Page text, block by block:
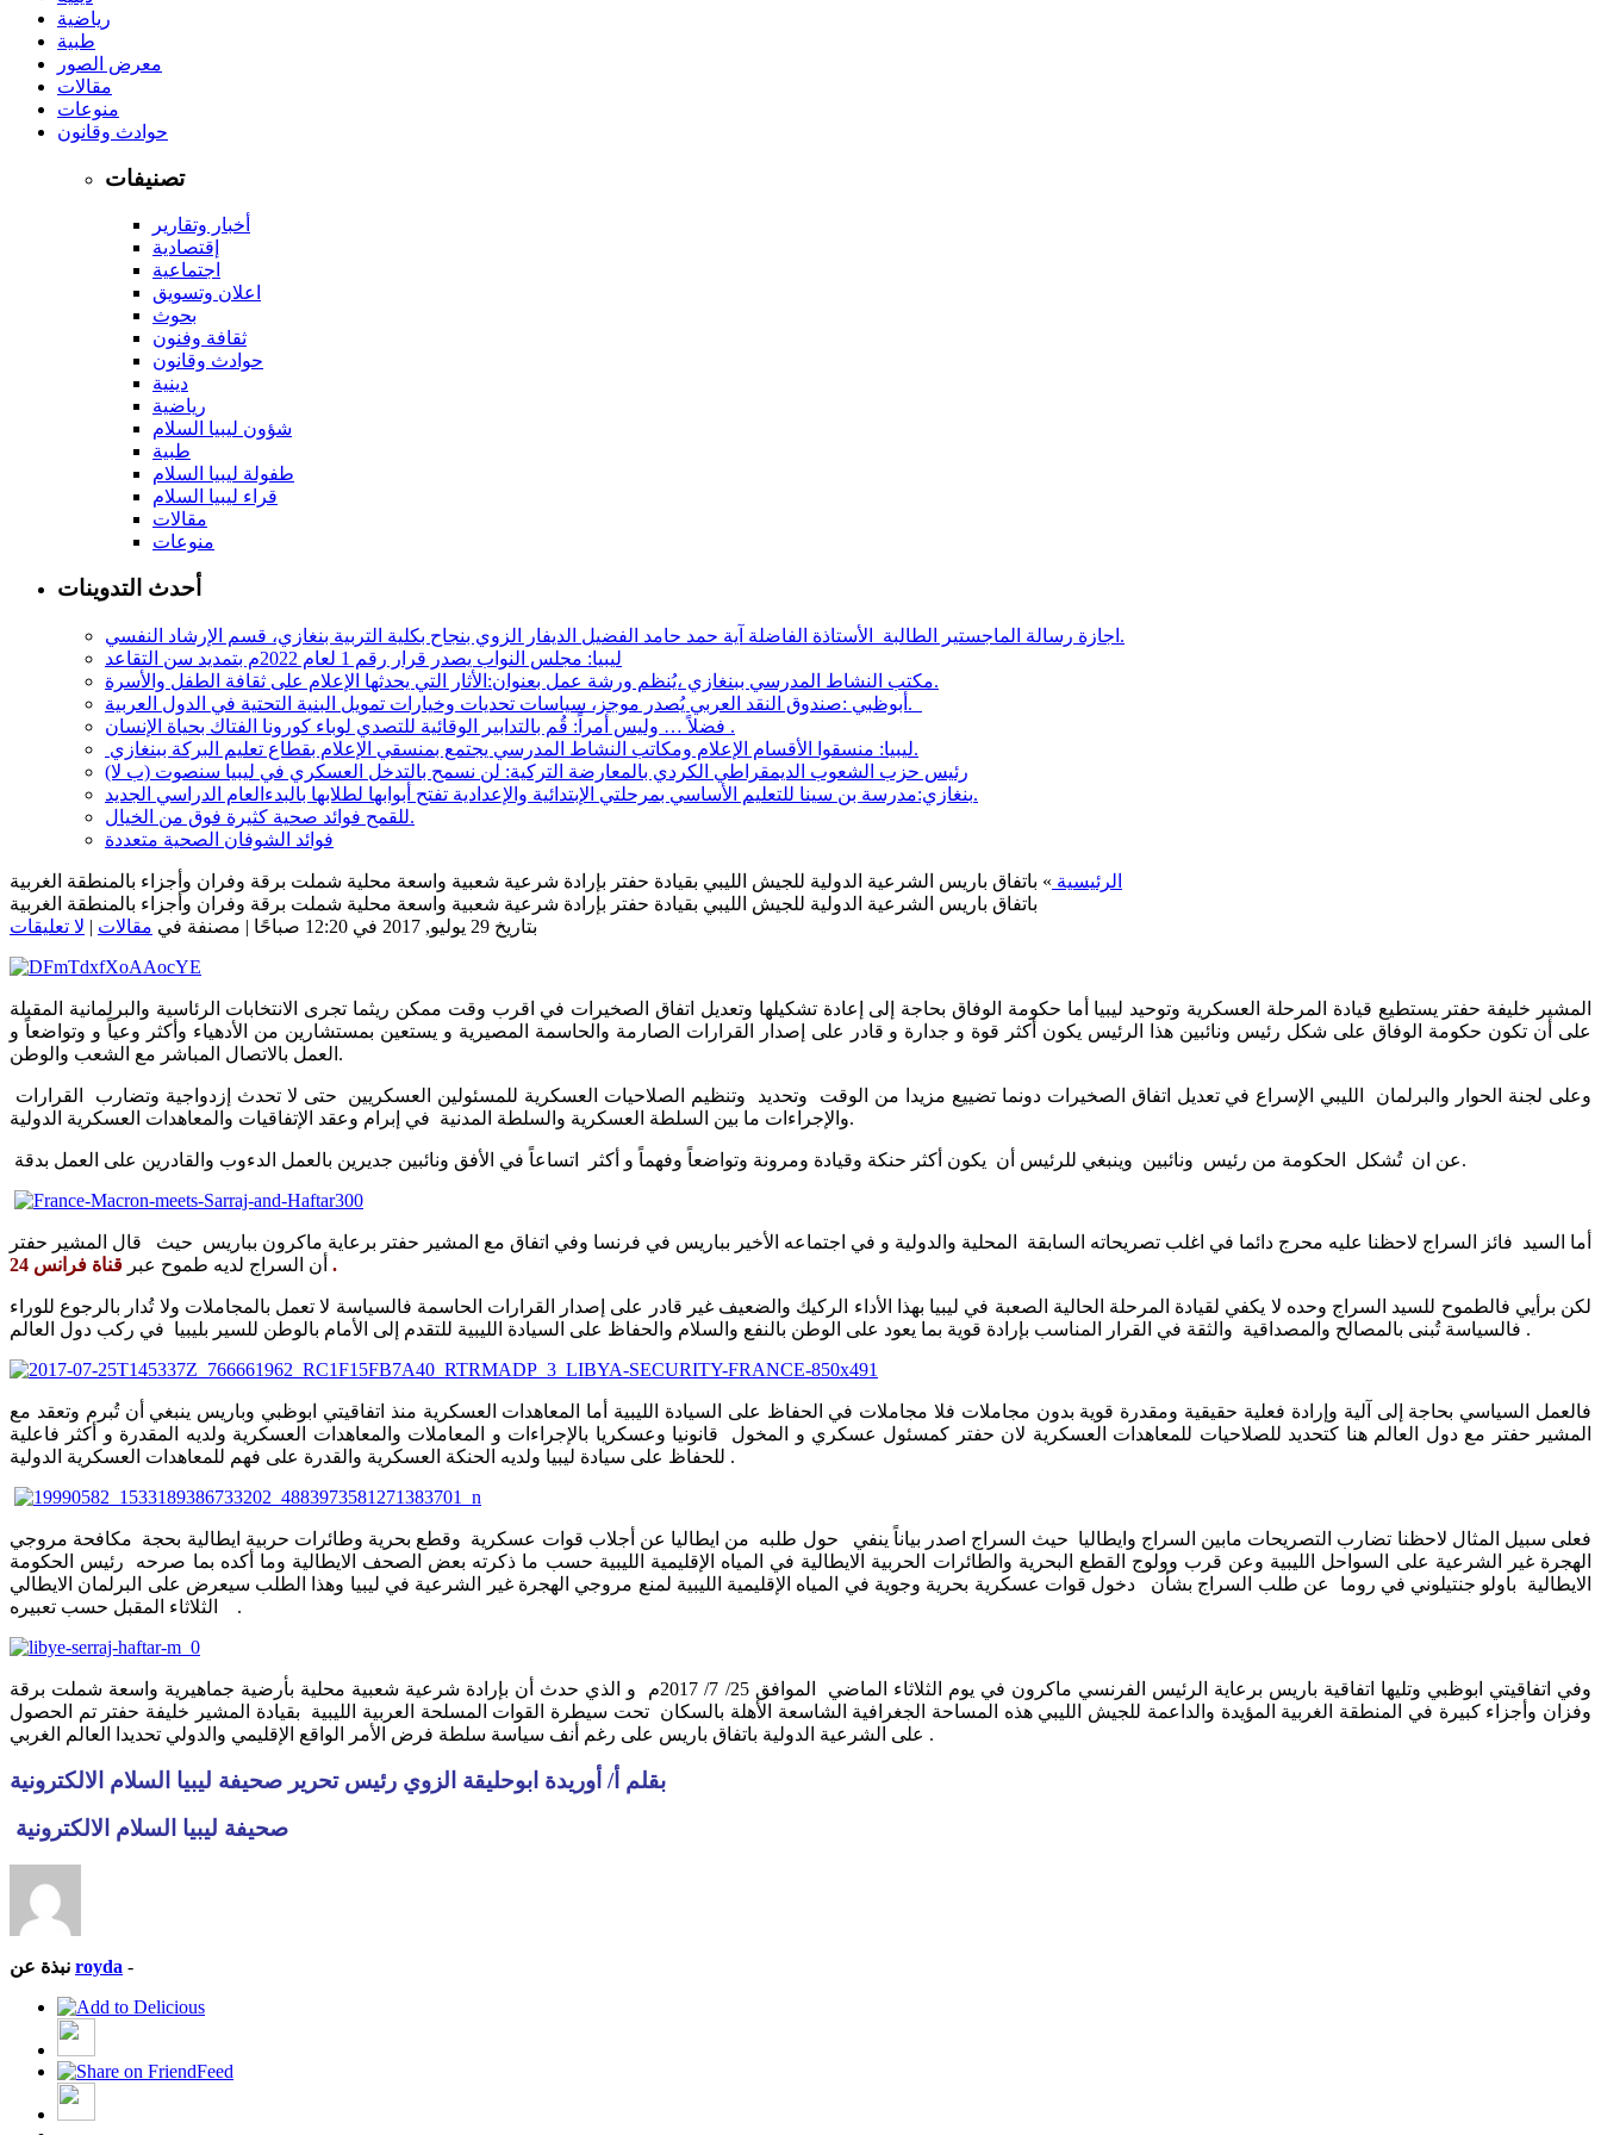
رياضية
طبية
معرض الصور
مقالات
منوعات
حوادث وقانون
تصنيفات
أخبار وتقارير
إقتصادية
اجتماعية
اعلان وتسويق
بحوث
ثقافة وفنون
حوادث وقانون
دينية
رياضية
شؤون ليبيا السلام
طبية
طفولة ليبيا السلام
قراء ليبيا السلام
مقالات
منوعات
أحدث التدوينات
اجازة رسالة الماجستير الطالبة الأستاذة الفاضلة آية حمد حامد الفضيل الديفار الزوي بنجاح بكلية التربية بنغازي، قسم الإرشاد النفسي.
ليبيا: مجلس النواب يصدر قرار رقم 1 لعام 2022م بتمديد سن التقاعد
مكتب النشاط المدرسي ببنغازي ،يُنظم ورشة عمل بعنوان:الأثار التي يحدثها الإعلام على ثقافة الطفل والأسرة.
أبوظبي :صندوق النقد العربي يُصدر موجز، سياسات تحديات وخيارات تمويل البنية التحتية في الدول العربية.
فضلاً … وليس أمراً: قُم بالتدابير الوقائية للتصدي لوباء كورونا الفتاك بحياة الإنسان .
ليبيا: منسقوا الأقسام الإعلام ومكاتب النشاط المدرسي يجتمع بمنسقي الإعلام بقطاع تعليم البركة ببنغازي.
رئيس حزب الشعوب الديمقراطي الكردي بالمعارضة التركية: لن نسمح بالتدخل العسكري في ليبيا سنصوت (ب لا)
بنغازي:مدرسة بن سينا للتعليم الأساسي بمرحلتي الإبتدائية والإعدادية تفتح أبوابها لطلابها بالبدءالعام الدراسي الجديد.
للقمح فوائد صحية كثيرة فوق من الخيال.
فوائد الشوفان الصحية متعددة
الرئيسية » باتفاق باريس الشرعية الدولية للجيش الليبي بقيادة حفتر بإرادة شرعية شعبية واسعة محلية شملت برقة وفران وأجزاء بالمنطقة الغربية
باتفاق باريس الشرعية الدولية للجيش الليبي بقيادة حفتر بإرادة شرعية شعبية واسعة محلية شملت برقة وفران وأجزاء بالمنطقة الغربية
بتاريخ 29 يوليو, 2017 في 12:20 صباحًا | مصنفة في
مقالات | لا تعليقات
المشير خليفة حفتر يستطيع قيادة المرحلة العسكرية وتوحيد ليبيا أما حكومة الوفاق بحاجة إلى إعادة تشكيلها وتعديل اتفاق الصخيرات في اقرب وقت ممكن ريثما تجرى الانتخابات الرئاسية والبرلمانية المقبلة
على أن تكون حكومة الوفاق على شكل رئيس ونائبين هذا الرئيس يكون أكثر قوة و جدارة و قادر على إصدار القرارات الصارمة والحاسمة المصيرية و يستعين بمستشارين من الأدهياء وأكثر وعياً و وتواضعاً و
العمل بالاتصال المباشر مع الشعب والوطن.
والإجراءات ما بين السلطة العسكرية والسلطة المدنية في إبرام وعقد الإتفاقيات والمعاهدات العسكرية الدولية.
عن ان تُشكل الحكومة من رئيس ونائبين وينبغي للرئيس أن يكون أكثر حنكة وقيادة ومرونة وتواضعاً وفهماً و أكثر اتساعاً في الأفق ونائبين جديرين بالعمل الدءوب والقادرين على العمل بدقة.
أما السيد فائز السراج لاحظنا عليه محرج دائما في اغلب تصريحاته السابقة المحلية والدولية و في اجتماعه الأخير بباريس في فرنسا وفي اتفاق مع المشير حفتر برعاية ماكرون بباريس حيث قال المشير حفتر
أن السراج لديه طموح عبر قناة فرانس 24 .
لكن برأيي فالطموح للسيد السراج وحده لا يكفي لقيادة المرحلة الحالية الصعبة في ليبيا بهذا الأداء الركيك والضعيف غير قادر على إصدار القرارات الحاسمة فالسياسة لا تعمل بالمجاملات ولا تُدار بالرجوع للوراء
فالسياسة تُبنى بالمصالح والمصداقية والثقة في القرار المناسب بإرادة قوية بما يعود على الوطن بالنفع والسلام والحفاظ على السيادة الليبية للتقدم إلى الأمام بالوطن للسير بليبيا في ركب دول العالم .
فالعمل السياسي بحاجة إلى آلية وإرادة فعلية حقيقية ومقدرة قوية بدون مجاملات فلا مجاملات في الحفاظ على السيادة الليبية أما المعاهدات العسكرية منذ اتفاقيتي ابوظبي وباريس ينبغي أن تُبرم وتعقد مع
المشير حفتر مع دول العالم هنا كتحديد للصلاحيات للمعاهدات العسكرية لان حفتر كمسئول عسكري و المخول قانونيا وعسكريا بالإجراءات و المعاملات والمعاهدات العسكرية ولديه المقدرة و أكثر فاعلية
للحفاظ على سيادة ليبيا ولديه الحنكة العسكرية والقدرة على فهم للمعاهدات العسكرية الدولية .
فعلى سبيل المثال لاحظنا تضارب التصريحات مابين السراج وايطاليا حيث السراج اصدر بياناً ينفي حول طلبه من ايطاليا عن أجلاب قوات عسكرية وقطع بحرية وطائرات حربية ايطالية بحجة مكافحة مروجي
الهجرة غير الشرعية على السواحل الليبية وعن قرب وولوج القطع البحرية والطائرات الحربية الايطالية في المياه الإقليمية الليبية حسب ما ذكرته بعض الصحف الايطالية وما أكده بما صرحه رئيس الحكومة
الايطالية باولو جنتيلوني في روما عن طلب السراج بشأن دخول قوات عسكرية بحرية وجوية في المياه الإقليمية الليبية لمنع مروجي الهجرة غير الشرعية في ليبيا وهذا الطلب سيعرض على البرلمان الايطالي
الثلاثاء المقبل حسب تعبيره .
وفي اتفاقيتي ابوظبي وتليها اتفاقية باريس برعاية الرئيس الفرنسي ماكرون في يوم الثلاثاء الماضي الموافق 25/ 7/ 2017م و الذي حدث أن بإرادة شرعية شعبية محلية بأرضية جماهيرية واسعة شملت برقة
وفزان وأجزاء كبيرة في المنطقة الغربية المؤيدة والداعمة للجيش الليبي هذه المساحة الجغرافية الشاسعة الأهلة بالسكان تحت سيطرة القوات المسلحة العربية الليبية بقيادة المشير خليفة حفتر تم الحصول
على الشرعية الدولية باتفاق باريس على رغم أنف سياسة سلطة فرض الأمر الواقع الإقليمي والدولي تحديدا العالم الغربي .
بقلم أ/ أوريدة ابوحليقة الزوي رئيس تحرير صحيفة ليبيا السلام الالكترونية
صحيفة ليبيا السلام الالكترونية
royda -